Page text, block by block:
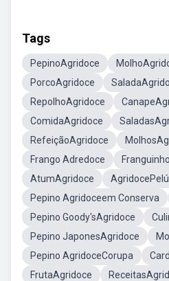
Tags
PepinoAgridoce
PorcoAgridoce
RepolhoAgridoce
ComidaAgridoce
RefeiçãoAgridoce
Frango Adredoce
AtumAgridoce
Pepino Agridoceem Conserva
Pepino Goody'sAgridoce
Pepino JaponesAgridoce
Pepino AgridoceCorupa
FrutaAgridoce